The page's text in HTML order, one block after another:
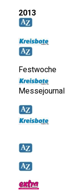
2013
Festwoche
Messejournal